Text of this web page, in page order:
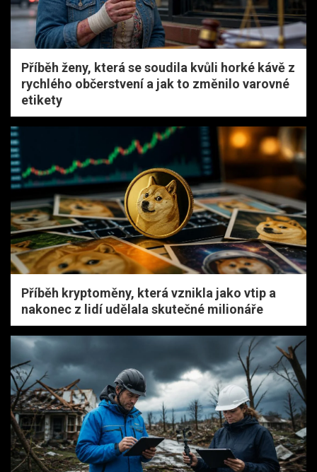
Příběh ženy, která se soudila kvůli horké kávě z
rychlého občerstvení a jak to změnilo varovné
etikety
Příběh kryptoměny, která vznikla jako vtip a
nakonec z lidí udělala skutečné milionáře